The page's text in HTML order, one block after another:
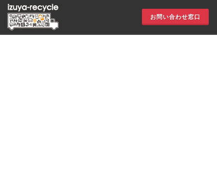
お問い合わせ窓口